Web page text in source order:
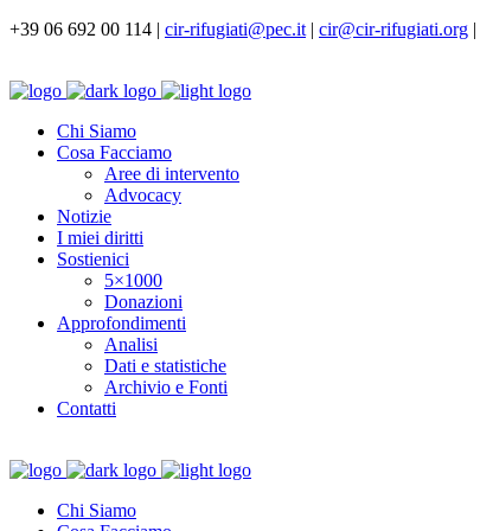
+39 06 692 00 114 | cir-rifugiati@pec.it | cir@cir-rifugiati.org |
Chi Siamo
Cosa Facciamo
Aree di intervento
Advocacy
Notizie
I miei diritti
Sostienici
5×1000
Donazioni
Approfondimenti
Analisi
Dati e statistiche
Archivio e Fonti
Contatti
Chi Siamo